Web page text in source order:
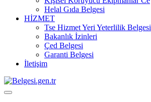
Helal Gıda Belgesi
HİZMET
Tse Hizmet Yeri Yeterlilik Belgesi
Bakanlık İzinleri
Çed Belgesi
Garanti Belgesi
İletişim